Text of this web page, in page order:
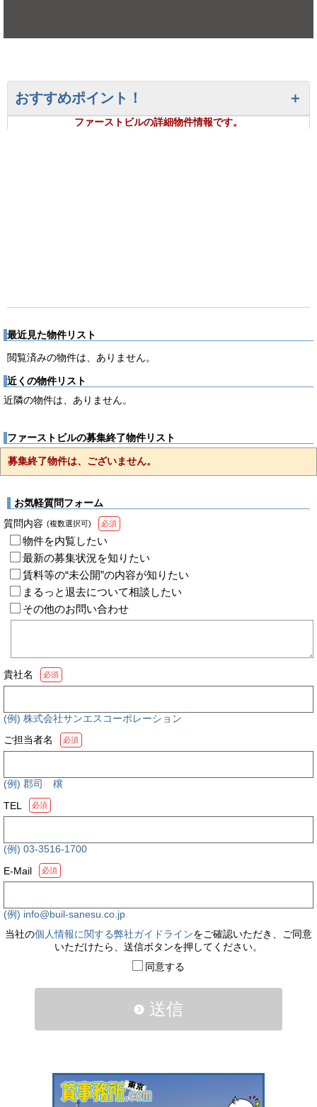
おすすめポイント！
ファーストビルの詳細物件情報です。
最近見た物件リスト
閲覧済みの物件は、ありません。
近くの物件リスト
近隣の物件は、ありません。
ファーストビルの募集終了物件リスト
募集終了物件は、ございません。
お気軽質問フォーム
質問内容 (複数選択可) 必須
物件を内覧したい
最新の募集状況を知りたい
賃料等の“未公開”の内容が知りたい
まるっと退去について相談したい
その他のお問い合わせ
貴社名 必須
(例) 株式会社サンエスコーポレーション
ご担当者名
必須
(例) 郡司 穣
TEL
必須
(例) 03-3516-1700
E-Mail
必須
(例) info@buil-sanesu.co.jp
当社の個人情報に関する弊社ガイドラインをご確認いただき、ご同意
いただけたら、送信ボタンを押してください。
同意する
送信